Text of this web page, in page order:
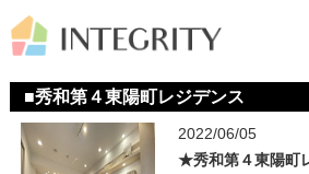
■秀和第４東陽町レジデンス
2022/06/05
★秀和第４東陽町